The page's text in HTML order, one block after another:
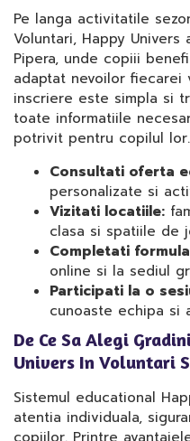
Pe langa activitatile
Voluntari, Happy
Pipera, unde copiii
adaptat nevoilor fiecarei
inscriere este simpla si
toate informatiile
potrivit pentru copilul lor.
Consultati oferta
personalizate si
Vizitati locatiile:
clasa si spatiile de
Completati
online si la sediul
Participati la o
cunoaste echipa si
De Ce Sa Alegi
Univers In Voluntari
Sistemul educational
atentia individuala,